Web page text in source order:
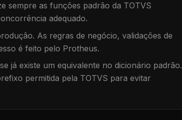
sempre as funções padrão da TOTVS
adequado.
As regras de negócio, validações de
é feito pelo Protheus.
já existe um equivalente no dicionário padrão.
permitida pela TOTVS para evitar